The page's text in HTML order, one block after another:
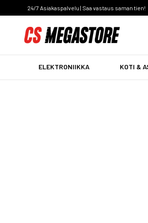
24/7 Asiakaspalvelu | Saa vastaus saman tien!
ELEKTRONIIKKA KOTI &